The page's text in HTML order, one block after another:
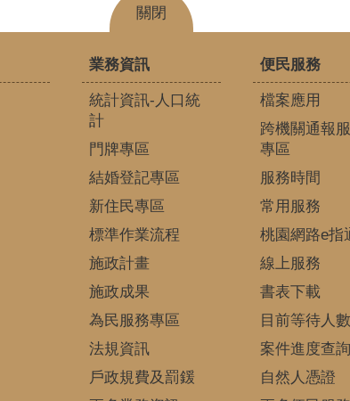
關閉
業務資訊
統計資訊-人口統
計
門牌專區
結婚登記專區
新住民專區
標準作業流程
施政計畫
施政成果
為民服務專區
法規資訊
戶政規費及罰鍰
便民服務
檔案應用
跨機關通報
專區
服務時間
常用服務
桃園網路e指
線上服務
書表下載
目前等待人數
案件進度查詢
自然人憑證